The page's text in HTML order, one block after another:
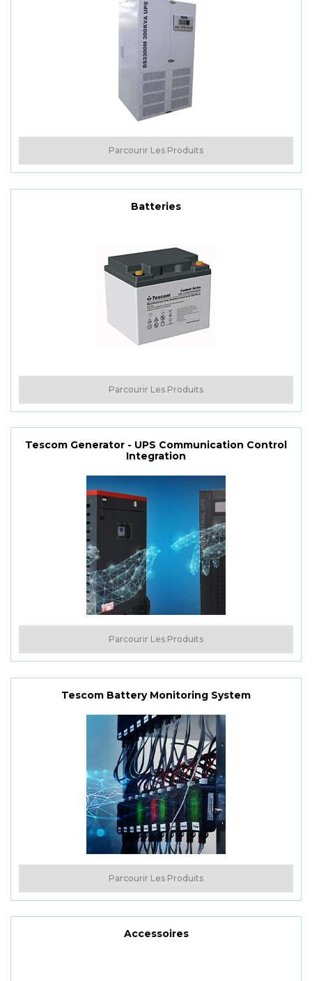
Parcourir Les Produits
Batteries
Parcourir Les Produits
Tescom Generator - UPS Communication Control
Integration
Parcourir Les Produits
Tescom Battery Monitoring System
Parcourir Les Produits
Accessoires